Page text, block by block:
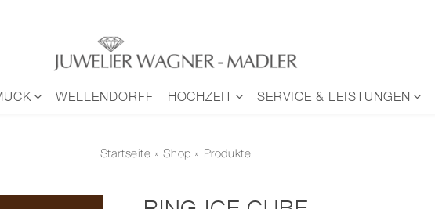
WELLENDORFF HOCHZEIT SERVICE & LEISTUNGEN
Startseite »Shop » Produkte